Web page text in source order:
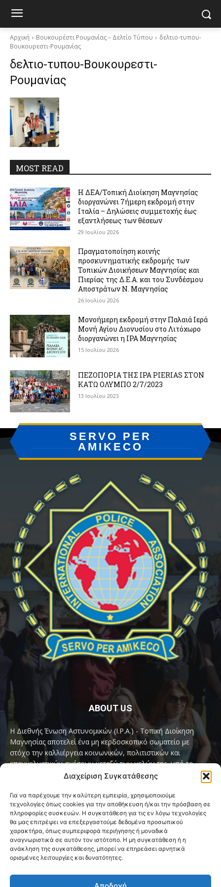
Διαχείριση Συγκατάθεσης
Για να παρέχουμε την καλύτερη εμπειρία, χρησιμοποιούμε
τεχνολογίες όπως cookies για την αποθήκευση ή/και την πρόσβαση σε
πληροφορίες συσκευών. Η συγκατάθεση για τις εν λόγω τεχνολογίες
θα μας επιτρέψει να επεξεργαστούμε δεδομένα προσωπικού
χαρακτήρα, όπως συμπεριφορά περιήγησης ή μοναδικά
αναγνωριστικά σε αυτόν τον ιστότοπο. Η μη συγκατάθεση ή η
ανάκληση της συγκατάθεσης, μπορεί να επηρεάσει αρνητικά
ορισμένες λειτουργίες και δυνατότητες.
Αρχική Βουκουρέστι Ρουμανίας – Δελτίο Τύπου
δελτιο-τυπου-
Βουκουρεστι-Ρουμανίας
δελτιο-τυπου-Βουκουρεστι-
Ρουμανίας
MOST READ
Η ΔΕΑ/Τοπική Διοίκηση Μαγνησίας
διοργανώνει 7ήμερη εκδρομή στην
Ιταλία – Δηλώσεις συμμετοχής έως
εξαντλήσεως των θέσεων
29 Ιουλίου 2026
Πραγματοποίηση κοινής
προσκυνηματικής εκδρομής των
Τοπικών Διοικήσεων Μαγνησίας και
Πιερίας της Δ.Ε.Α. και του Συνδέσμου
Αποστράτων Ν. Μαγνησίας
26 Ιουλίου 2026
Μονοήμερη εκδρομή στην Παλαιά Ιερά
Μονή Αγίου Διονυσίου στο Λιτόχωρο
διοργανώνει η IPA Μαγνησίας
15 Ιουλίου 2026
ΠΕΖΟΠΟΡΙΑ ΤΗΣ IPA PIERIAS ΣΤΟΝ
ΚΑΤΩ ΟΛΥΜΠΟ 2/7/2023
13 Ιουλίου 2023
SERVO PER
AMIKECO
ABOUT US
Η Διεθνής Ένωση Αστυνομικών (I.P.A.) - Τοπική Διοίκηση
Μαγνησίας αποτελεί ένα μη κερδοσκοπικό σωματείο με
στόχο την καλλιέργεια κοινωνικών, πολιτιστικών και
επαγγελματικών σχέσεων μεταξύ των μελών της, υπό το
παγκόσμιο σύνθημα «Servo per Amikeco» (Υπηρετώ δια της
Contact us:ipamagnesia@gmail.com
FOLLOW US